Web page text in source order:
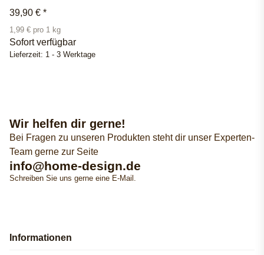
39,90 € *
1,99 € pro 1 kg
Sofort verfügbar
Lieferzeit: 1 - 3 Werktage
Wir helfen dir gerne!
Bei Fragen zu unseren Produkten steht dir unser Experten-
Team gerne zur Seite
info@home-design.de
Schreiben Sie uns gerne eine E-Mail.
Informationen